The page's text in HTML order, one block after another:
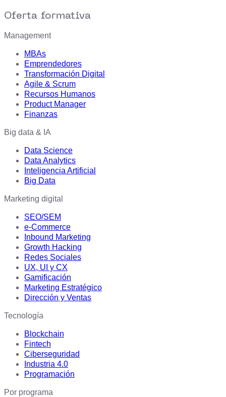
Oferta formativa
Management
MBAs
Emprendedores
Transformación Digital
Agile & Scrum
Recursos Humanos
Product Manager
Finanzas
Big data & IA
Data Science
Data Analytics
Inteligencia Artificial
Big Data
Marketing digital
SEO/SEM
e-Commerce
Inbound Marketing
Growth Hacking
Redes Sociales
UX, UI y CX
Gamificación
Marketing Estratégico
Dirección y Ventas
Tecnología
Blockchain
Fintech
Ciberseguridad
Industria 4.0
Programación
Por programa